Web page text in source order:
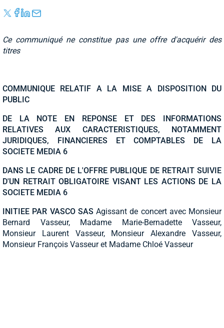
Ce communiqué ne constitue pas une offre d'acquérir des
titres
COMMUNIQUE RELATIF A LA MISE A DISPOSITION DU
PUBLIC
DE LA NOTE EN REPONSE ET DES INFORMATIONS
RELATIVES AUX CARACTERISTIQUES, NOTAMMENT
JURIDIQUES, FINANCIERES ET COMPTABLES DE LA
SOCIETE MEDIA 6
DANS LE CADRE DE L'OFFRE PUBLIQUE DE RETRAIT SUIVIE
D'UN RETRAIT OBLIGATOIRE VISANT LES ACTIONS DE LA
SOCIETE MEDIA 6
INITIEE PAR VASCO SAS Agissant de concert avec Monsieur
Bernard Vasseur, Madame Marie-Bernadette Vasseur,
Monsieur Laurent Vasseur, Monsieur Alexandre Vasseur,
Monsieur François Vasseur et Madame Chloé Vasseur